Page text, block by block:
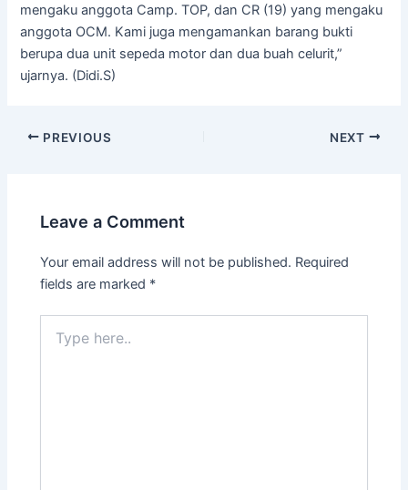
mengaku anggota Camp. TOP, dan CR (19) yang mengaku
anggota OCM. Kami juga mengamankan barang bukti
berupa dua unit sepeda motor dan dua buah celurit,”
ujarnya. (Didi.S)
PREVIOUS NEXT
Leave a Comment
Your email address will not be published. Required
fields are marked *
here..